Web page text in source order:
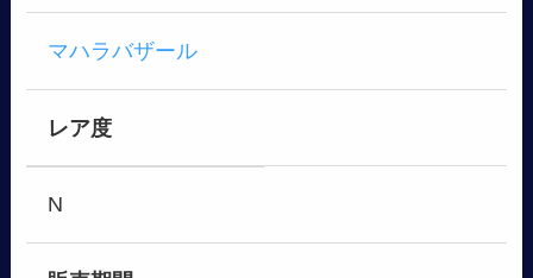
マハラバザール
レア度
N